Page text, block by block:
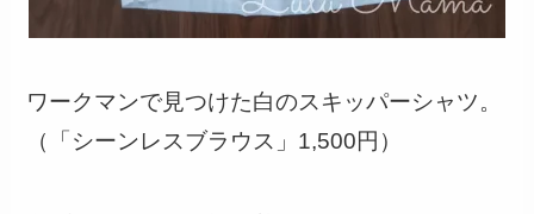
ワークマンで見つけた白のスキッパーシャツ。
（「シーンレスブラウス」1,500円）